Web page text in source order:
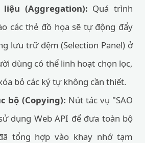
(Aggregation): Quá trình
các thẻ đồ họa sẽ tự động đẩy
lưu trữ đệm (Selection Panel) ở
dùng có thể linh hoạt chọn lọc,
bỏ các ký tự không cần thiết.
bộ (Copying): Nút tác vụ "SAO
dụng Web API để đưa toàn bộ
tổng hợp vào khay nhớ tạm